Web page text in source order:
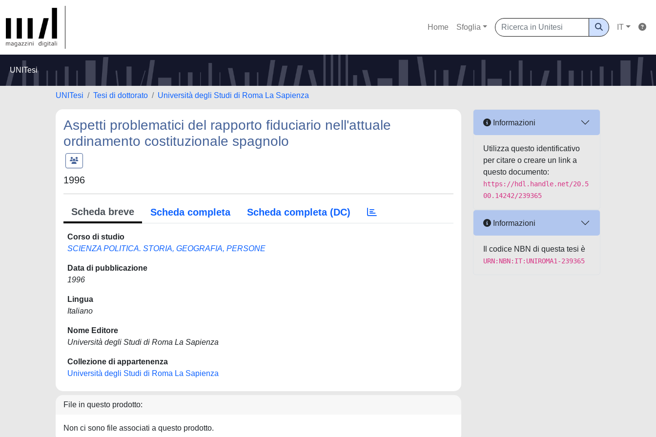
Home Sfoglia IT
UNITesi
UNITesi Tesi di dottorato Università degli Studi di Roma La Sapienza
Aspetti problematici del rapporto fiduciario nell'attuale
ordinamento costituzionale spagnolo
1996
Scheda breve Scheda completa Scheda completa (DC)
Corso di studio
SCIENZA POLITICA. STORIA, GEOGRAFIA, PERSONE
Data di pubblicazione
1996
Lingua
Italiano
Nome Editore
Università degli Studi di Roma La Sapienza
Collezione di appartenenza
Università degli Studi di Roma La Sapienza
File in questo prodotto:
Non ci sono file associati a questo prodotto.
Informazioni
Utilizza questo identificativo
per citare o creare un link a
questo documento:
https://hdl.handle.net/20.5
00.14242/239365
Informazioni
Il codice NBN di questa tesi è
URN:NBN:IT:UNIROMA1-239365